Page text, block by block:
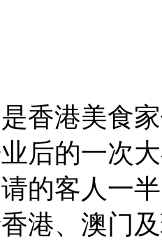
香港美食
后的一次
的客人一
港、澳门